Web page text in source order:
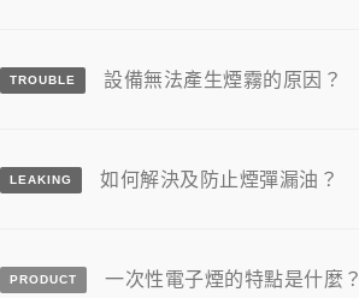
TROUBLE 設備無法產生煙霧的原因？
LEAKING 如何解決及防止煙彈漏油？
PRODUCT 一次性電子煙的特點是什麼？